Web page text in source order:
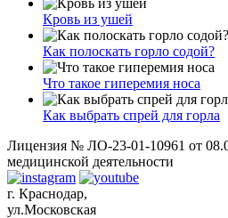
Кровь из ушей
Как полоскать горло содой?
Что такое гиперемия носа
Как выбрать спрей для горла
Лицензия № ЛО-23-01-10961 от
медицинской деятельности
г. Краснодар,
ул.Московская